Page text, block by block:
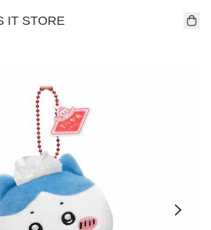
IT STORE